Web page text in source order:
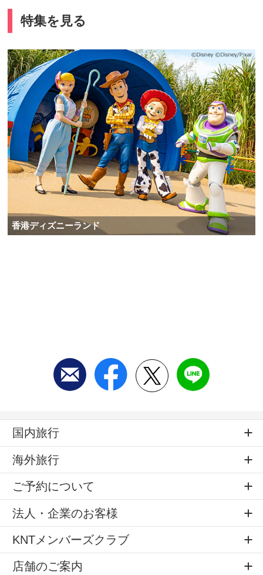
特集を見る
香港ディズニーランド
国内旅行
海外旅行
ご予約について
法人・企業のお客様
KNTメンバーズクラブ
店舗のご案内